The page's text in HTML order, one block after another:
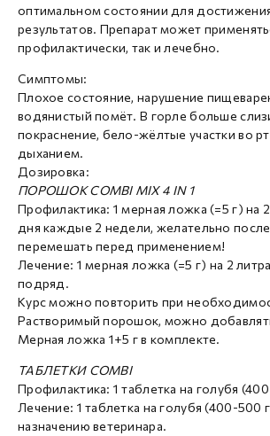
оптимальном состоянии для
результатов. Препарат может
профилактически, так и лечебно.
Симптомы:
Плохое состояние, нарушение
водянистый помёт. В горле больше
покраснение, бело-жёлтые участки во
дыханием.
Дозировка:
ПОРОШОК COMBI MIX 4 IN 1
Профилактика: 1 мерная ложка (=5 г) на
дня каждые 2 недели, желательно
перемешать перед применением!
Лечение: 1 мерная ложка (=5 г) на 2
подряд.
Курс можно повторить при
Растворимый порошок, можно
Мерная ложка 1+5 г в комплекте.
ТАБЛЕТКИ COMBI
Профилактика: 1 таблетка на голубя
Лечение: 1 таблетка на голубя (400-500
назначению ветеринара.